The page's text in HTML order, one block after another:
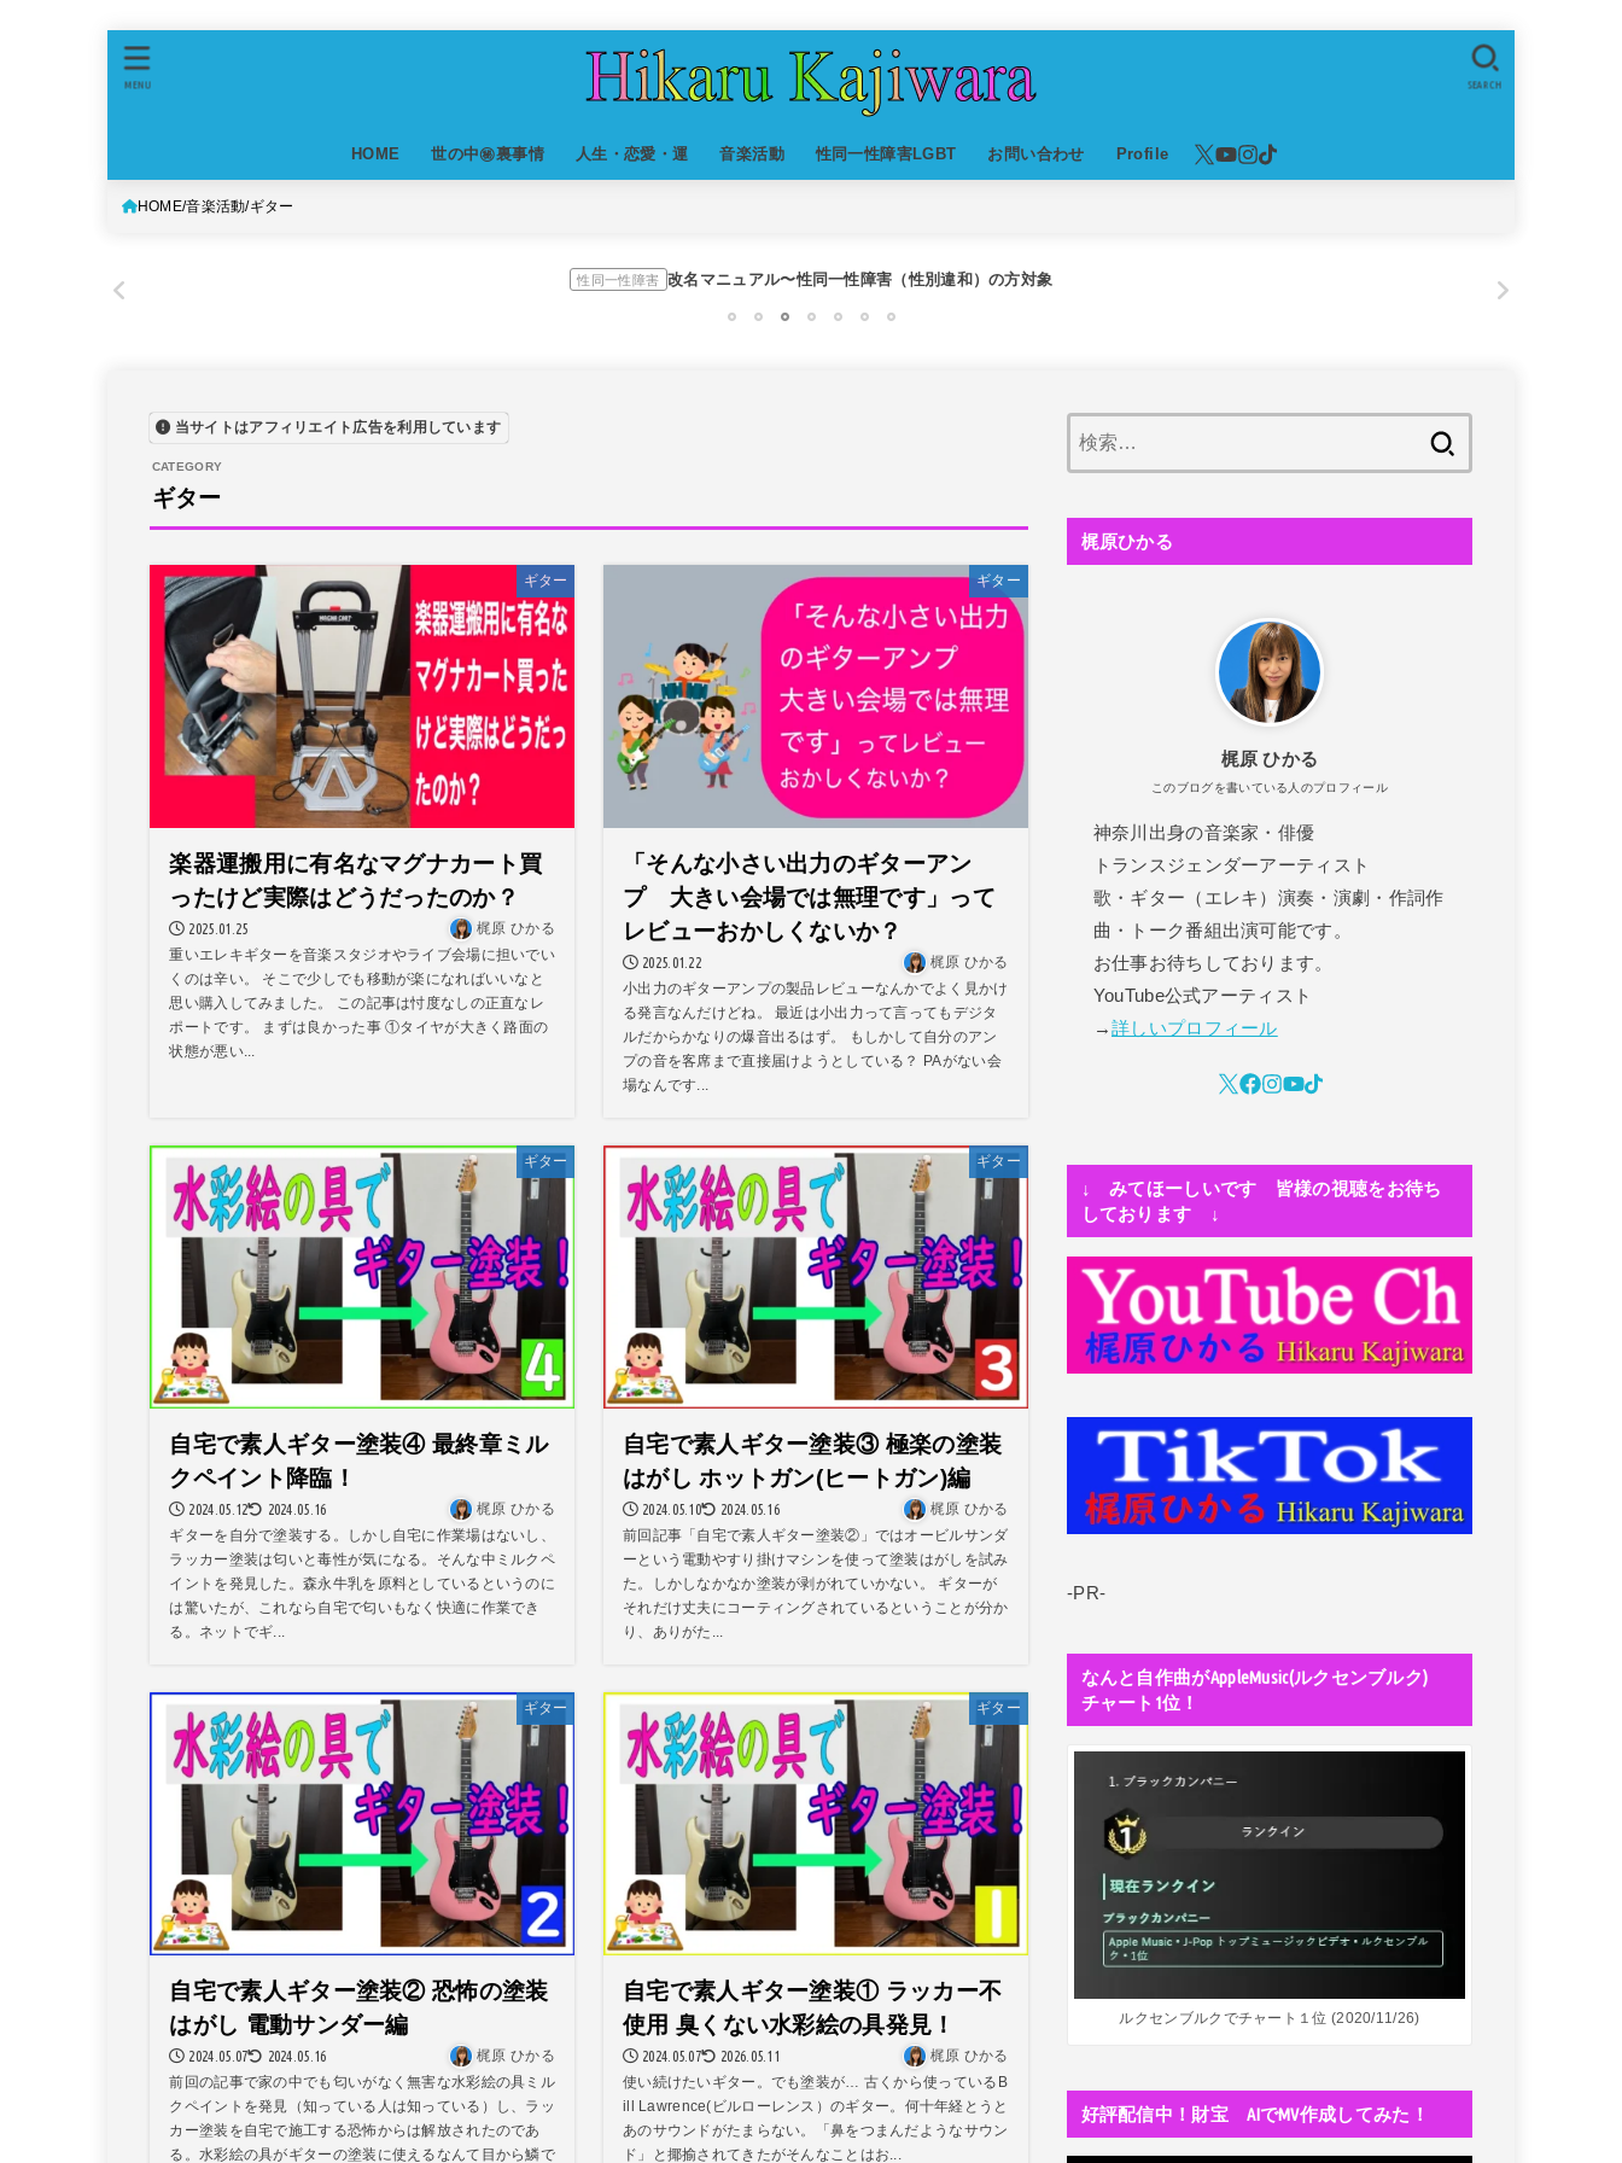
HOME 世の中㊙裏事情 人生・恋愛・運 音楽活動 性同一性障害LGBT お問い合わせ Profile
SEARCH
MENU
HOME 音楽活動 ギター
オリジナル曲のMVをはじめてAIで作ってみた【超入門1】
性同一性障害 改名マニュアル〜性同一性障害（性別違和）の方対象
私が性同一性障害（性別違和）を自覚した日①
性同一性障害 改名マニュアル〜性同一性障害（性別違和）の方対象
音楽活動 京都橘高校吹奏楽部で涙腺崩壊！その後インスピレーション降臨！
世の中・裏事情 オーディション詐欺 素質ある売れるから50万円持って来い!
隅田川で歌っていたらプロレスラーになった?!
世の中・裏事情 スリを発見！尾行してみた
当サイトはアフィリエイト広告を利用しています
ギター
ギター
楽器運搬用に有名なマグナカート買
ったけど実際はどうだったのか？
2025.01.25 梶原 ひかる
重いエレキギターを音楽スタジオやライブ会場に担いでい
くのは辛い。 そこで少しでも移動が楽になればいいなと
思い購入してみました。 この記事は忖度なしの正直なレ
ポートです。 まずは良かった事 ①タイヤが大きく路面の
状態が悪い...
ギター
「そんな小さい出力のギターアン
プ 大きい会場では無理です」って
レビューおかしくないか？
2025.01.22 梶原 ひかる
小出力のギターアンプの製品レビューなんかでよく見かけ
る発言なんだけどね。 最近は小出力って言ってもデジタ
ルだからかなりの爆音出るはず。 もしかして自分のアン
プの音を客席まで直接届けようとしている？ PAがない会
場なんです...
ギター
自宅で素人ギター塗装④ 最終章ミル
クペイント降臨！
2024.05.12 2024.05.16 梶原 ひかる
ギターを自分で塗装する。しかし自宅に作業場はないし、
ラッカー塗装は匂いと毒性が気になる。そんな中ミルクペ
イントを発見した。森永牛乳を原料としているというのに
は驚いたが、これなら自宅で匂いもなく快適に作業でき
る。ネットでギ...
ギター
自宅で素人ギター塗装③ 極楽の塗装
はがし ホットガン(ヒートガン)編
2024.05.10 2024.05.16 梶原 ひかる
前回記事「自宅で素人ギター塗装②」ではオービルサンダ
ーという電動やすり掛けマシンを使って塗装はがしを試み
た。しかしなかなか塗装が剥がれていかない。 ギターが
それだけ丈夫にコーティングされているということが分か
り、ありがた...
ギター
自宅で素人ギター塗装② 恐怖の塗装
はがし 電動サンダー編
2024.05.07 2024.05.16 梶原 ひかる
前回の記事で家の中でも匂いがなく無害な水彩絵の具ミル
クペイントを発見（知っている人は知っている）し、ラッ
カー塗装を自宅で施工する恐怖からは解放されたのであ
る。水彩絵の具がギターの塗装に使えるなんて目から鱗で
ギター
自宅で素人ギター塗装① ラッカー不
使用 臭くない水彩絵の具発見！
2024.05.07 2026.05.11 梶原 ひかる
使い続けたいギター。でも塗装が… 古くから使っているB
ill Lawrence(ビルローレンス）のギター。何十年経とうと
あのサウンドがたまらない。「鼻をつまんだようなサウン
ド」と揶揄されてきたがそんなことはお...
梶原ひかる
梶原 ひかる
このブログを書いている人のプロフィール
神奈川出身の音楽家・俳優
トランスジェンダーアーティスト
歌・ギター（エレキ）演奏・演劇・作詞作
曲・トーク番組出演可能です。
お仕事お待ちしております。
YouTube公式アーティスト
→詳しいプロフィール
↓ みてほーしいです 皆様の視聴をお待ち
しております ↓
-PR-
なんと自作曲がAppleMusic(ルクセンブルク)
チャート1位！
ルクセンブルクでチャート１位 (2020/11/26)
好評配信中！財宝 AIでMV作成してみた！